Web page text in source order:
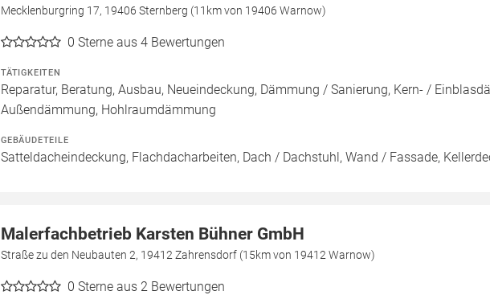
Mecklenburgring 17, 19406 Sternberg (11km von 19406 Warnow)
0 Sterne aus 4 Bewertungen
TÄTIGKEITEN
Reparatur, Beratung, Ausbau, Neueindeckung, Dämmung / Sanierung, Kern- /
Außendämmung, Hohlraumdämmung
GEBÄUDETEILE
Satteldacheindeckung, Flachdacharbeiten, Dach / Dachstuhl, Wand / Fassade,
Malerfachbetrieb Karsten Bühner GmbH
Straße zu den Neubauten 2, 19412 Zahrensdorf (15km von 19412 Warnow)
0 Sterne aus 2 Bewertungen